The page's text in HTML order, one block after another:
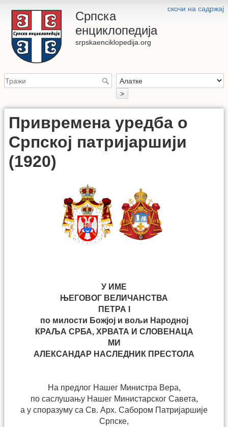
скочи на садржај
Српска
енциклопедија
srpskaenciklopedija.org
>
Привремена уредба о
Српској патријаршији
(1920)
У ИМЕ
ЊЕГОВОГ ВЕЛИЧАНСТВА
ПЕТРА I
по милости Божјој и вољи Народној
КРАЉА СРБА, ХРВАТА И СЛОВЕНАЦА
МИ
АЛЕКСАНДАР НАСЛЕДНИК ПРЕСТОЛА
На предлог Нашег Министра Вера,
по саслушању Нашег Министарског Савета,
а у споразуму са Св. Арх. Сабором Патријаршије
Српске,